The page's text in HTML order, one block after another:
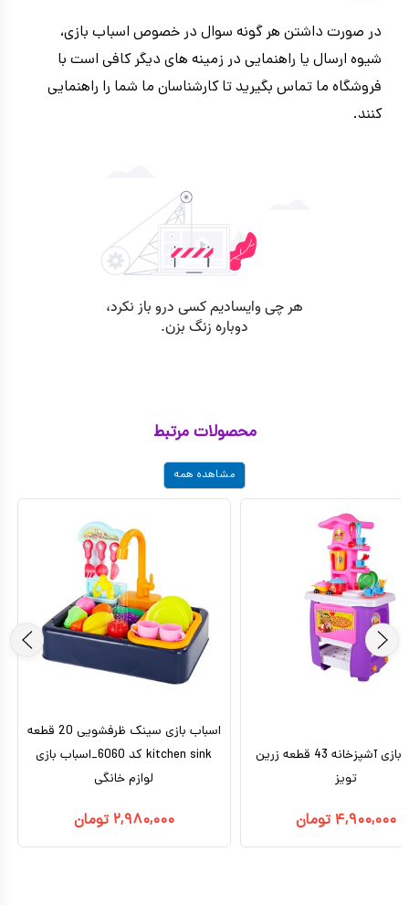
در صورت داشتن هر گونه سوال در خصوص اسباب بازی،
شیوه ارسال یا راهنمایی در زمینه های دیگر کافی است با
فروشگاه ما تماس بگیرید تا کارشناسان ما شما را راهنمایی
کنند.
محصولات مرتبط
مشاهده همه
اسباب بازی سینک ظرفشویی 20 قطعه
kitchen sink کد 6060_اسباب بازی
لوازم خانگی
۲,۹۸۰,۰۰۰ تومان
اسباب بازی آشپزخانه 43 قطعه زرین
تویز
۴,۹۰۰,۰۰۰ تومان